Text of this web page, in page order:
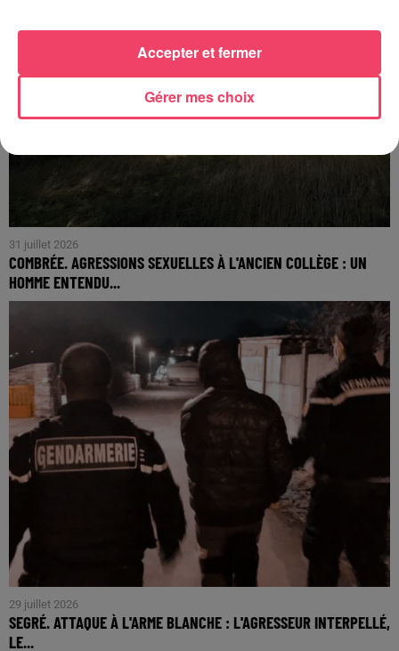
31 juillet 2026
COMBRÉE. AGRESSIONS SEXUELLES À L'ANCIEN COLLÈGE : UN
HOMME ENTENDU...
29 juillet 2026
SEGRÉ. ATTAQUE À L'ARME BLANCHE : L'AGRESSEUR INTERPELLÉ,
LE...
Gérer mes choix
Accepter et fermer